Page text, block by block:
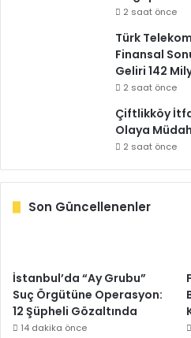
2 saat önce
Türk
Finansal
Geliri 142
2 saat önce
Çiftlikköy
Olaya
2 saat önce
Son Güncellenenler
İstanbul’da “Ay Grubu”
Suç Örgütüne Operasyon:
12 Şüpheli Gözaltında
14 dakika önce